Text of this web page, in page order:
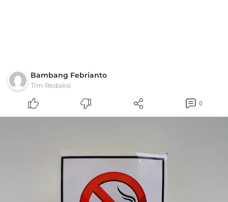
Bambang Febrianto
Tim Redaksi
0